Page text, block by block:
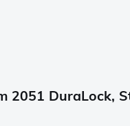
2051 DuraLock,